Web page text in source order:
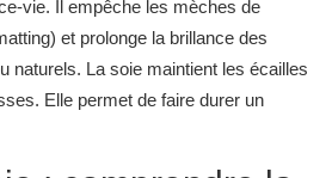
vie. Il empêche les mèches de
et prolonge la brillance des
naturels. La soie maintient les écailles
Elle permet de faire durer un